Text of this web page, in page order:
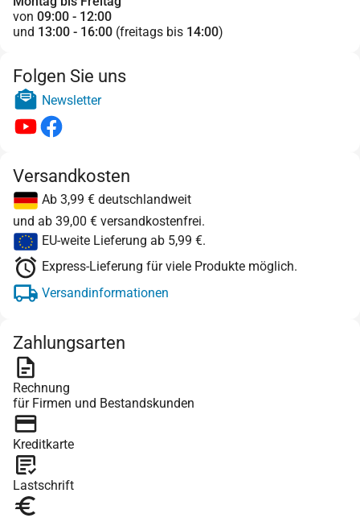
von 09:00 - 12:00
und 13:00 - 16:00 (freitags bis 14:00)
Folgen Sie uns
Newsletter
Versandkosten
Ab 3,99 € deutschlandweit
und ab 39,00 € versandkostenfrei.
EU-weite Lieferung ab 5,99 €.
Express-Lieferung für viele Produkte möglich.
Versandinformationen
Zahlungsarten
Rechnung
für Firmen und Bestandskunden
Kreditkarte
Lastschrift